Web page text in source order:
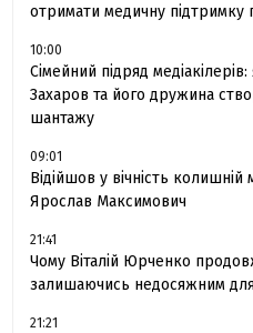
отримати медичну підтримку
10:00
Сімейний підряд
Захаров та його дружина
шантажу
09:01
Відійшов у вічність
Ярослав Максимович
21:41
Чому Віталій Юрченко
залишаючись недосяжним для
21:21